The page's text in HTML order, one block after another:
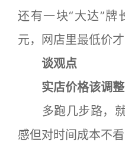
还有一块“大达”牌
元，网店里最低价才
谈观点
实店价格该调
多跑几步路，就
感但对时间成本不